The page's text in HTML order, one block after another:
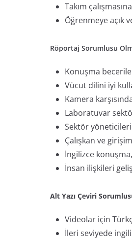
Takım
Öğrenmeye açık
Röportaj Sorumlusu
Konuşma
Vücut dilini iyi
Kamera
Laboratuvar
Sektör
Çalışkan ve
İngilizce
İnsan ilişkileri
Alt Yazı Çeviri
Videolar için
İleri seviyede